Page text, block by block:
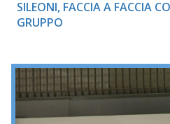
SILEONI, FACCIA A FACCIA
GRUPPO